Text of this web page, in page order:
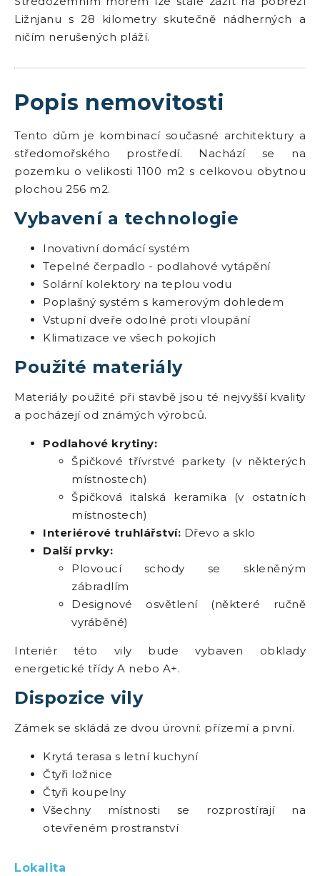
Ližnjanu s 28 kilometry skutečně nádherných a
ničím nerušených pláží.
Popis nemovitosti
Tento dům je kombinací současné architektury a
středomořského prostředí. Nachází se na
pozemku o velikosti 1100 m2 s celkovou obytnou
plochou 256 m2.
Vybavení a technologie
Inovativní domácí systém
Tepelné čerpadlo - podlahové vytápění
Solární kolektory na teplou vodu
Poplašný systém s kamerovým dohledem
Vstupní dveře odolné proti vloupání
Klimatizace ve všech pokojích
Použité materiály
Materiály použité při stavbě jsou té nejvyšší kvality
a pocházejí od známých výrobců.
Podlahové krytiny:
Špičkové třívrstvé parkety (v některých
místnostech)
Špičková italská keramika (v ostatních
místnostech)
Interiérové truhlářství: Dřevo a sklo
Další prvky:
Plovoucí schody se skleněným
zábradlím
Designové osvětlení (některé ručně
vyráběné)
Interiér této vily bude vybaven obklady
energetické třídy A nebo A+.
Dispozice vily
Zámek se skládá ze dvou úrovní: přízemí a první.
Krytá terasa s letní kuchyní
Čtyři ložnice
Čtyři koupelny
Všechny místnosti se rozprostírají na
otevřeném prostranství
Lokalita